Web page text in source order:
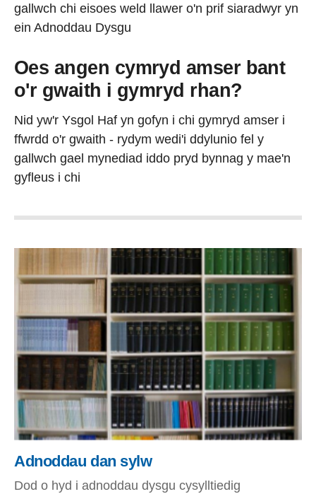
gallwch chi eisoes weld llawer o'n prif siaradwyr yn
ein Adnoddau Dysgu
Oes angen cymryd amser bant
o'r gwaith i gymryd rhan?
Nid yw'r Ysgol Haf yn gofyn i chi gymryd amser i
ffwrdd o'r gwaith - rydym wedi'i ddylunio fel y
gallwch gael mynediad iddo pryd bynnag y mae'n
gyfleus i chi
Adnoddau dan sylw
Dod o hyd i adnoddau dysgu cysylltiedig